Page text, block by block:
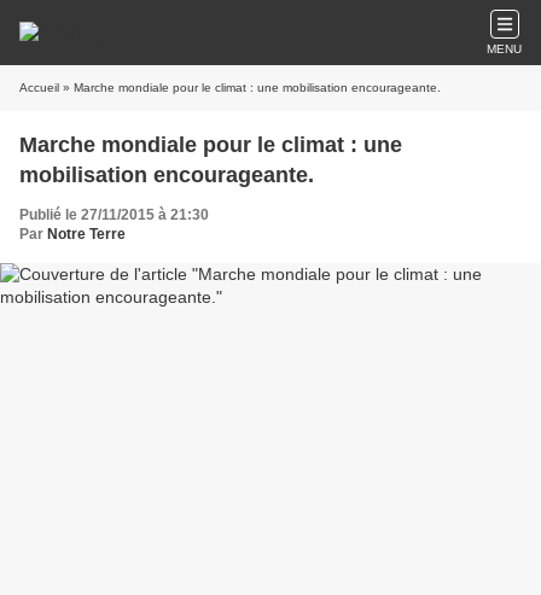
MENU
Accueil » Marche mondiale pour le climat : une mobilisation encourageante.
Marche mondiale pour le climat : une
mobilisation encourageante.
Publié le 27/11/2015 à 21:30
Par Notre Terre